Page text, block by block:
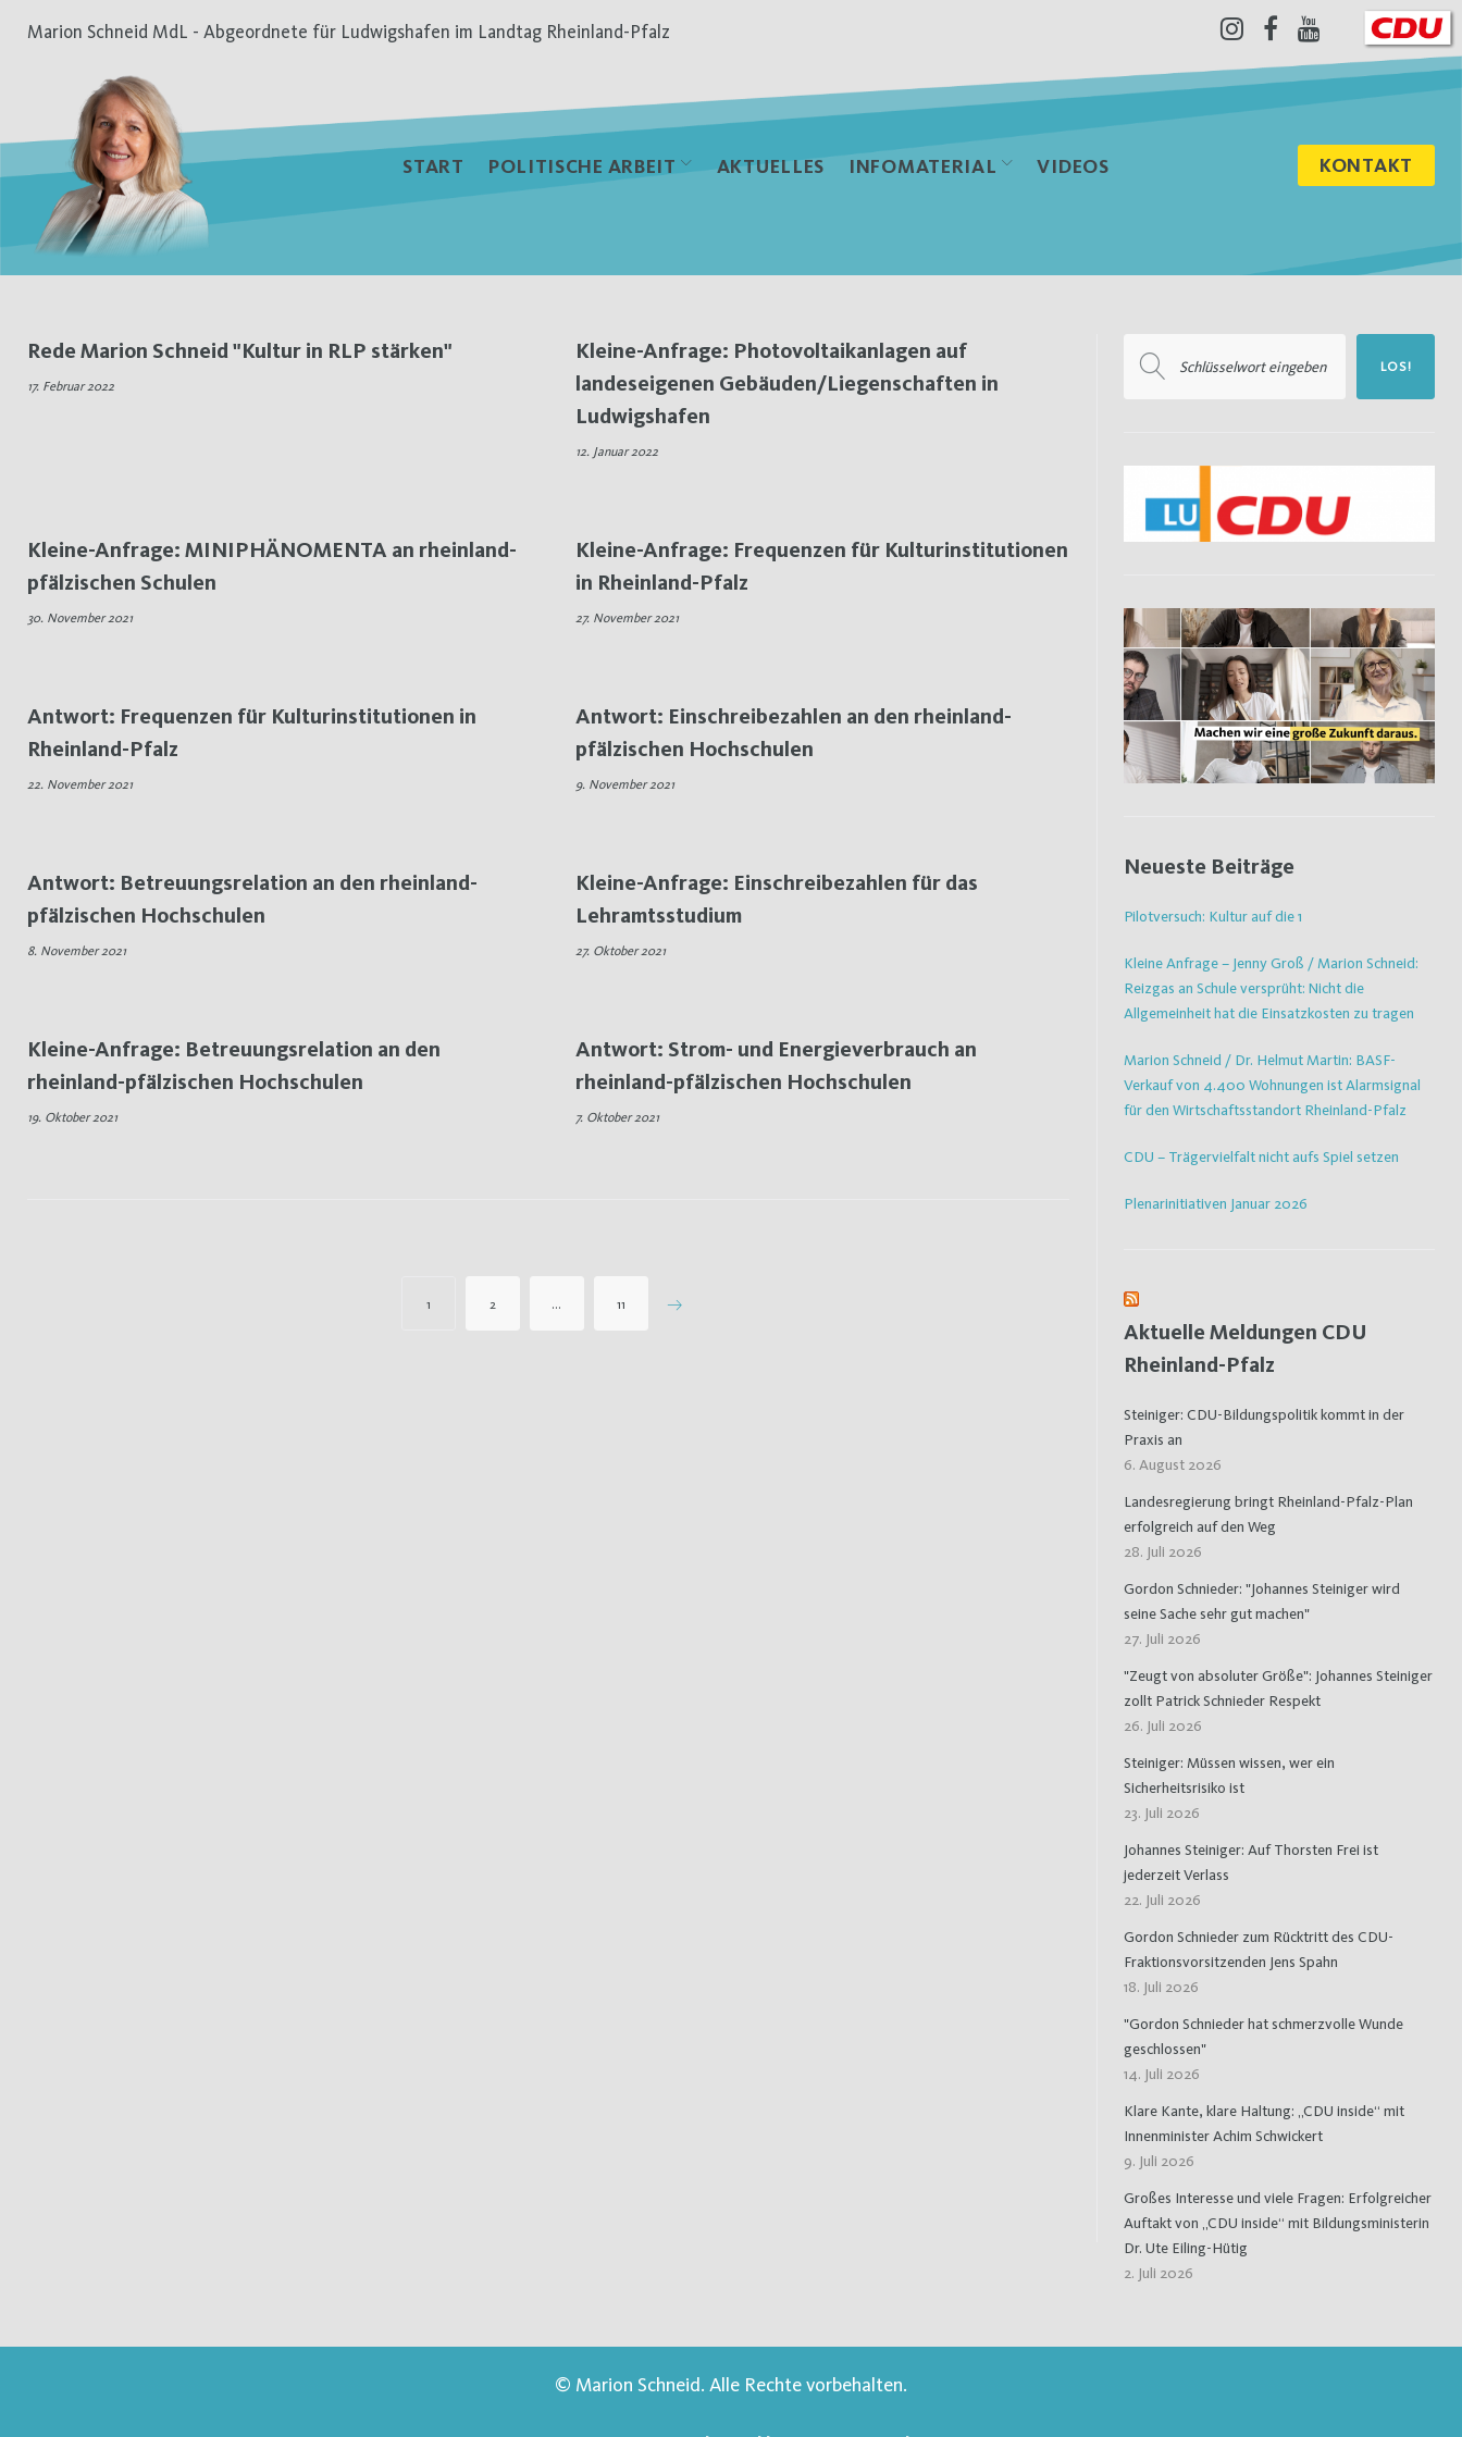
Inhalt
Marion Schneid MdL - Abgeordnete für Ludwigshafen im Landtag Rheinland-Pfalz
Instagram
Facebook
Youtube
START POLITISCHE ARBEIT AKTUELLES INFOMATERIAL VIDEOS KONTAKT
Schlagwort:
Kleine
Rede Marion Schneid "Kultur in RLP stärken"
17. Februar 2022
Kleine-Anfrage: Photovoltaikanlagen auf
landeseigenen Gebäuden/Liegenschaften in
Ludwigshafen
12. Januar 2022
Kleine-Anfrage: MINIPHÄNOMENTA an rheinland-
pfälzischen Schulen
30. November 2021
Kleine-Anfrage: Frequenzen für Kulturinstitutionen
in Rheinland-Pfalz
27. November 2021
Antwort: Frequenzen für Kulturinstitutionen in
Rheinland-Pfalz
22. November 2021
Antwort: Einschreibezahlen an den rheinland-
pfälzischen Hochschulen
9. November 2021
Antwort: Betreuungsrelation an den rheinland-
pfälzischen Hochschulen
8. November 2021
Kleine-Anfrage: Einschreibezahlen für das
Lehramtsstudium
27. Oktober 2021
Kleine-Anfrage: Betreuungsrelation an den
rheinland-pfälzischen Hochschulen
19. Oktober 2021
Antwort: Strom- und Energieverbrauch an
rheinland-pfälzischen Hochschulen
7. Oktober 2021
1 2 … 11
nach:
LOS!
Neueste Beiträge
Pilotversuch: Kultur auf die 1
Kleine Anfrage – Jenny Groß / Marion Schneid:
Reizgas an Schule versprüht: Nicht die
Allgemeinheit hat die Einsatzkosten zu tragen
Marion Schneid / Dr. Helmut Martin: BASF-
Verkauf von 4.400 Wohnungen ist Alarmsignal
für den Wirtschaftsstandort Rheinland-Pfalz
CDU – Trägervielfalt nicht aufs Spiel setzen
Plenarinitiativen Januar 2026
Aktuelle Meldungen CDU
Rheinland-Pfalz
Steiniger: CDU-Bildungspolitik kommt in der
Praxis an
6. August 2026
Landesregierung bringt Rheinland-Pfalz-Plan
erfolgreich auf den Weg
28. Juli 2026
Gordon Schnieder: "Johannes Steiniger wird
seine Sache sehr gut machen"
27. Juli 2026
"Zeugt von absoluter Größe": Johannes Steiniger
zollt Patrick Schnieder Respekt
26. Juli 2026
Steiniger: Müssen wissen, wer ein
Sicherheitsrisiko ist
23. Juli 2026
Johannes Steiniger: Auf Thorsten Frei ist
jederzeit Verlass
22. Juli 2026
Gordon Schnieder zum Rücktritt des CDU-
Fraktionsvorsitzenden Jens Spahn
18. Juli 2026
"Gordon Schnieder hat schmerzvolle Wunde
geschlossen"
14. Juli 2026
Klare Kante, klare Haltung: „CDU inside“ mit
Innenminister Achim Schwickert
9. Juli 2026
Großes Interesse und viele Fragen: Erfolgreicher
Auftakt von „CDU inside“ mit Bildungsministerin
Dr. Ute Eiling-Hütig
2. Juli 2026
© Marion Schneid. Alle Rechte vorbehalten.